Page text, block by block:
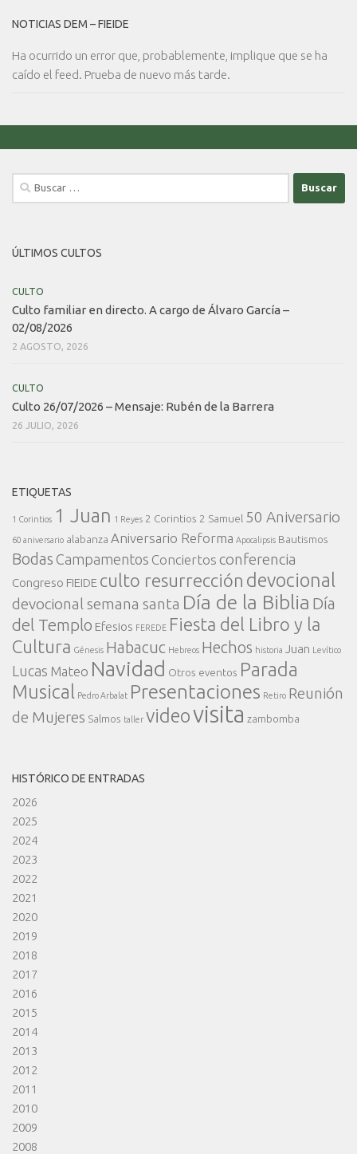
NOTICIAS DEM – FIEIDE
Ha ocurrido un error que, probablemente, implique que se ha
caído el feed. Prueba de nuevo más tarde.
Buscar:
ÚLTIMOS CULTOS
CULTO
Culto familiar en directo. A cargo de Álvaro García –
02/08/2026
2 AGOSTO, 2026
CULTO
Culto 26/07/2026 – Mensaje: Rubén de la Barrera
26 JULIO, 2026
ETIQUETAS
1 Corintios 1 Juan 1 Reyes 2 Corintios 2 Samuel 50 Aniversario
60 aniversario alabanza Aniversario Reforma Apocalipsis Bautismos
Bodas Campamentos Conciertos conferencia
Congreso FIEIDE culto resurrección devocional
devocional semana santa Día de la Biblia Día
del Templo Efesios FEREDE Fiesta del Libro y la
Cultura Génesis Habacuc Hebreos Hechos historia Juan Levítico
Lucas Mateo Navidad Otros eventos Parada
Musical
Pedro Arbalat Presentaciones Retiro Reunión
de Mujeres Salmos taller videovisita zambomba
HISTÓRICO DE ENTRADAS
2026
2025
2024
2023
2022
2021
2020
2019
2018
2017
2016
2015
2014
2013
2012
2011
2010
2009
2008